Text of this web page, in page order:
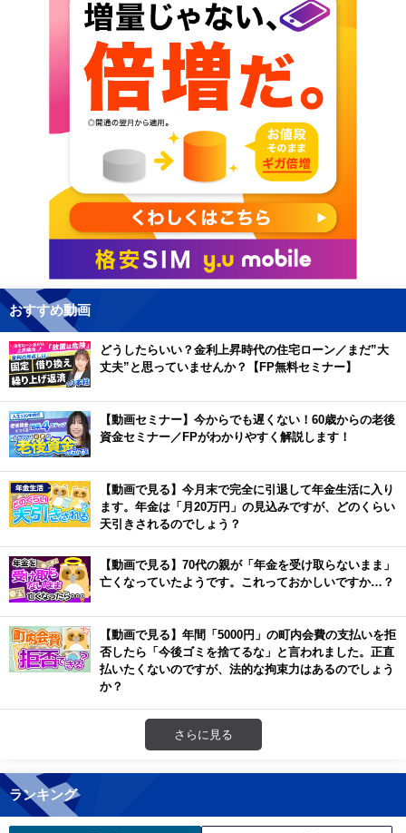
おすすめ動画
どうしたらいい？金利上昇時代の住宅ローン／まだ”大
丈夫”と思っていませんか？【FP無料セミナー】
【動画セミナー】今からでも遅くない！60歳からの老後
資金セミナー／FPがわかりやすく解説します！
【動画で見る】今月末で完全に引退して年金生活に入り
ます。年金は「月20万円」の見込みですが、どのくらい
天引きされるのでしょう？
【動画で見る】70代の親が「年金を受け取らないまま」
亡くなっていたようです。これっておかしいですか…？
【動画で見る】年間「5000円」の町内会費の支払いを拒
否したら「今後ゴミを捨てるな」と言われました。正直
払いたくないのですが、法的な拘束力はあるのでしょう
か？
さらに見る
ランキング